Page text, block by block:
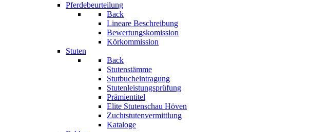
Pferdebeurteilung
Back
Lineare Beschreibung
Bewertungskomission
Körkommission
Stuten
Back
Stutenstämme
Stutbucheintragung
Stutenleistungsprüfung
Prämientitel
Elite Stutenschau Höven
Zuchtstutenvermittlung
Kataloge